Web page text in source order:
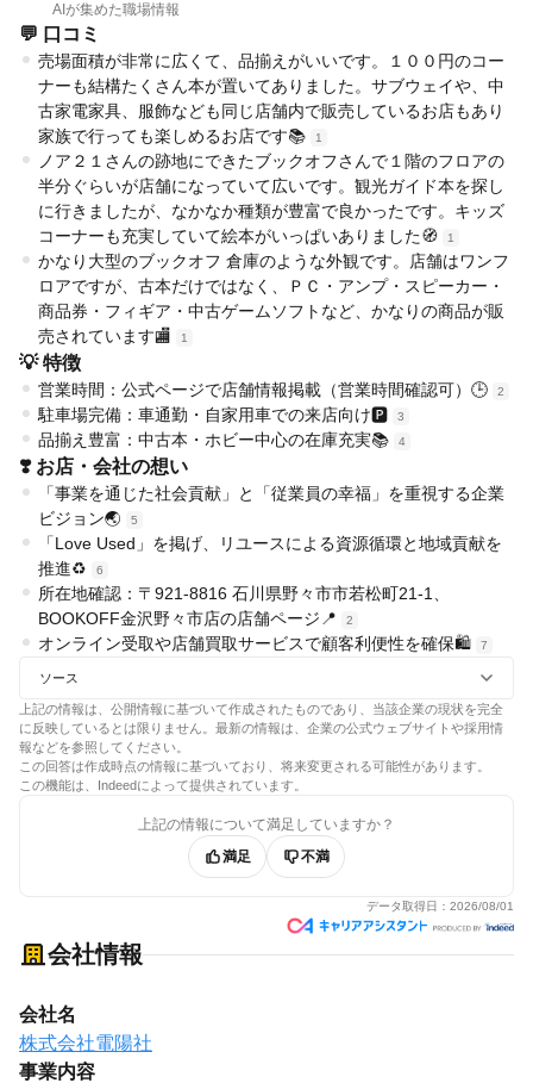
AIが集めた職場情報
💬 口コミ
売場面積が非常に広くて、品揃えがいいです。１００円のコー
ナーも結構たくさん本が置いてありました。サブウェイや、中
古家電家具、服飾なども同じ店舗内で販売しているお店もあり
家族で行っても楽しめるお店です📚
1
ノア２１さんの跡地にできたブックオフさんで１階のフロアの
半分ぐらいが店舗になっていて広いです。観光ガイド本を探し
に行きましたが、なかなか種類が豊富で良かったです。キッズ
コーナーも充実していて絵本がいっぱいありました🧭
1
かなり大型のブックオフ 倉庫のような外観です。店舗はワンフ
ロアですが、古本だけではなく、ＰＣ・アンプ・スピーカー・
商品券・フィギア・中古ゲームソフトなど、かなりの商品が販
売されています🏬
1
💡 特徴
営業時間：公式ページで店舗情報掲載（営業時間確認可）🕒 2
駐車場完備：車通勤・自家用車での来店向け🅿️ 3
品揃え豊富：中古本・ホビー中心の在庫充実📚 4
❣️ お店・会社の想い
「事業を通じた社会貢献」と「従業員の幸福」を重視する企業
ビジョン🌏
5
「Love Used」を掲げ、リユースによる資源循環と地域貢献を
推進♻️
6
所在地確認：〒921-8816 石川県野々市市若松町21-1、
BOOKOFF金沢野々市店の店舗ページ📍
2
オンライン受取や店舗買取サービスで顧客利便性を確保🛍️ 7
ソース
上記の情報は、公開情報に基づいて作成されたものであり、当該企業の現状を完全
に反映しているとは限りません。最新の情報は、企業の公式ウェブサイトや採用情
報などを参照してください。
この回答は作成時点の情報に基づいており、将来変更される可能性があります。
この機能は、Indeedによって提供されています。
上記の情報について満足していますか？
満足
不満
データ取得日： 2026/08/01
会社情報
会社名
株式会社電陽社
事業内容